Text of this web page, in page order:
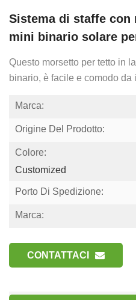
Sistema di staffe con
mini binario solare
Questo morsetto per tetto in
binario, è facile e comodo da
Marca:
Origine Del Prodotto:
Colore:
Customized
Porto Di Spedizione:
Marca:
CONTATTACI